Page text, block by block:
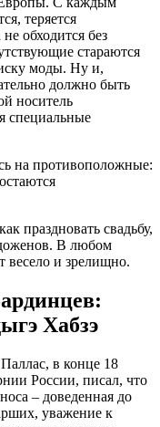
теряется
обходится без
стараются
моды. Ну и,
должно быть
носитель
специальные
на противоположные:
праздновать свадьбу,
В любом
весело и зрелищно.
Хабзэ
в конце 18
России, писал, что
– доведенная до
уважение к